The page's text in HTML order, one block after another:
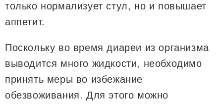
только нормализует стул, но и повышает
аппетит.
Поскольку во время диареи из организма
выводится много жидкости, необходимо
принять меры во избежание
обезвоживания. Для этого можно